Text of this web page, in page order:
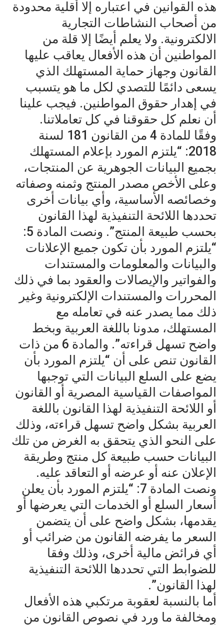
هذه القوانين في اعتباره إلا أقلية محدودة
من أصحاب النشاطات التجارية
الالكترونية. ولا يعلم أيضًا إلا قلة من
المواطنين أن هذه الأفعال يعاقب عليها
القانون وجهاز حماية المستهلك الذي
يسعى دائمًا للتصدي لكل ما هو يتسبب
في إهدار حقوق المواطنين. فيجب علينا
أن نعلم كل حقوقنا في كل تعاملاتنا.
وفقًا للمادة 4 من القانون 181 لسنة
2018: “يلتزم المورد بإعلام المستهلك
بجميع البيانات الجوهرية عن المنتجات،
وعلى الأخص مصدر المنتج وثمنه وصفاته
وخصائصه الأساسية، وأي بيانات أخرى
تحددها اللائحة التنفيذية لهذا القانون
بحسب طبيعة المنتج”. ونصت المادة 5:
“يلتزم المورد بأن تكون جميع الإعلانات
والبيانات والمعلومات والمستندات
والفواتير والإيصالات والعقود بما في ذلك
المحررات والمستندات الإلكترونية وغير
ذلك مما يصدر عنه في تعامله مع
المستهلك، مدونا باللغة العربية وبخط
واضح تسهل قراءته”. والمادة 6 من ذات
القانون تنص على أن “يلتزم المورد بأن
يضع على السلع البيانات التي توجبها
المواصفات القياسية المصرية أو القانون
أو اللائحة التنفيذية لهذا القانون باللغة
العربية بشكل واضح تسهل قراءته، وذلك
على النحو الذي يتحقق به الغرض من تلك
البيانات حسب طبيعة كل منتج وطريقة
الإعلان عنه أو عرضه أو التعاقد عليه.
ونصت المادة 7: “يلتزم المورد بأن يعلن
أسعار السلع أو الخدمات التي يعرضها أو
يقدمها، بشكل واضح على أن يتضمن
السعر ما يفرضه القانون من ضرائب أو
أي فرائض مالية أخرى، وذلك وفقا
للضوابط التي تحددها اللائحة التنفيذية
لهذا القانون”.
أما بالنسبة لعقوبة مرتكبي هذه الأفعال
ومخالفة ما ورد في نصوص القانون من